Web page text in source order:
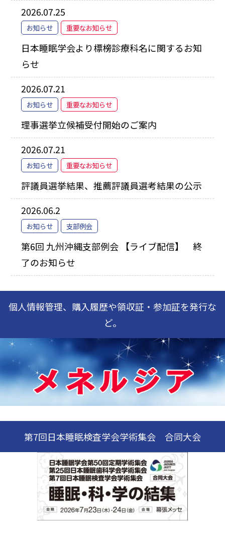
2026.07.25
お知らせ 重要なお知らせ
日本睡眠学会より標榜診療科名に関するお知
らせ
2026.07.21
お知らせ 重要なお知らせ
理事選挙立候補受付開始のご案内
2026.07.21
お知らせ 重要なお知らせ
評議員選挙結果、推薦評議員選考結果の公示
2026.06.2
お知らせ 支部例会
第6回 九州沖縄支部例会 【ライブ配信】 終
了のお知らせ
個人情報管理、購入履歴や領収証・参加証を発行な
ど。
第7回日本睡眠検査学会学術集会 合同大会